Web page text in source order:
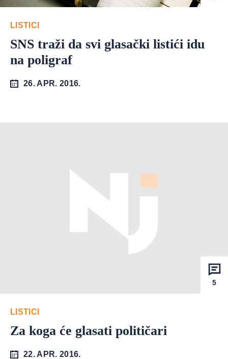
LISTICI
SNS traži da svi glasački listići idu
na poligraf
26. APR. 2016.
5
LISTICI
Za koga će glasati političari
22. APR. 2016.